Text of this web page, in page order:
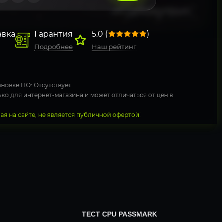
Гарантия
Подробнее
5.0 ( )
Наш рейтинг
ПО: Отсутствует
для интернет-магазина и может отличаться от цен в
на сайте, не является публичной офертой!
ТЕСТ CPU PASSMARK